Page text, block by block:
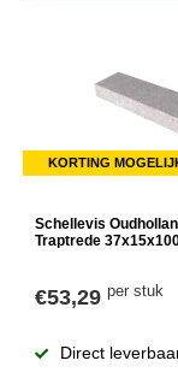
KORTING
Schellevis
Traptrede
€53,29 per stuk
Direct